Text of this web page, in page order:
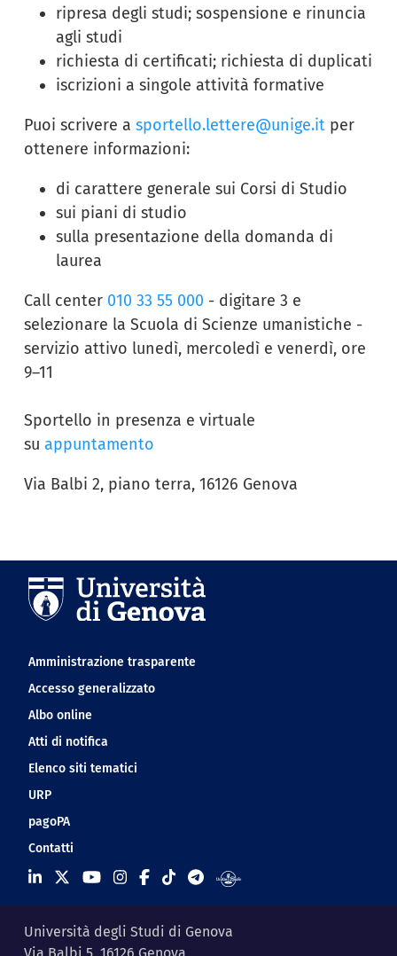
ripresa degli studi; sospensione e rinuncia
agli studi
richiesta di certificati; richiesta di duplicati
iscrizioni a singole attività formative
Puoi scrivere a sportello.lettere@unige.it per
ottenere informazioni:
di carattere generale sui Corsi di Studio
sui piani di studio
sulla presentazione della domanda di
laurea
Call center 010 33 55 000 - digitare 3 e
selezionare la Scuola di Scienze umanistiche -
servizio attivo lunedì, mercoledì e venerdì, ore
9–11
Sportello in presenza e virtuale
su appuntamento
Via Balbi 2, piano terra, 16126 Genova
Navigation footer
Amministrazione trasparente
Accesso generalizzato
Albo online
Atti di notifica
Elenco siti tematici
URP
pagoPA
Contatti
Università degli Studi di Genova